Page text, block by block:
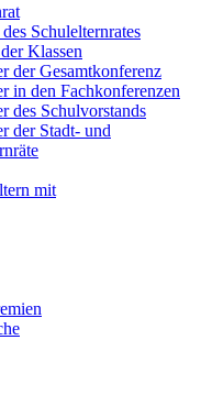
Schulelternrates
Klassen
der Gesamtkonferenz
in den Fachkonferenzen
des Schulvorstands
der Stadt- und
mit